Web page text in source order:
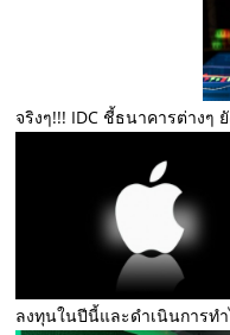
จริงๆ!!! IDC ชี้ธนาคารต่างๆ
ลงทุนในปีนี้และดำเนินการท